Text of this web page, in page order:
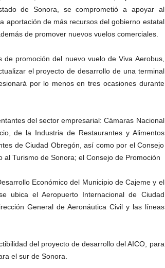
de Sonora, se comprometió a apoyar al
aportación de más recursos del gobierno estatal
de promover nuevos vuelos comerciales.
promoción del nuevo vuelo de Viva Aerobus,
el proyecto de desarrollo de una terminal
por lo menos en tres ocasiones durante
del sector empresarial: Cámaras Nacional
de la Industria de Restaurantes y Alimentos
de Ciudad Obregón, así como por el Consejo
Turismo de Sonora; el Consejo de Promoción
Económico del Municipio de Cajeme y el
ubica el Aeropuerto Internacional de Ciudad
General de Aeronáutica Civil y las líneas
del proyecto de desarrollo del AICO, para
el sur de Sonora.